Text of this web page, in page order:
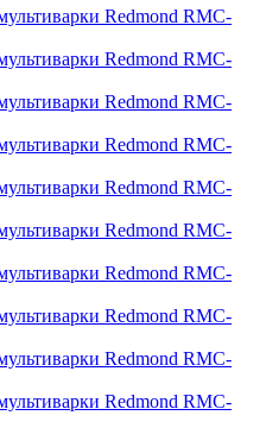
Redmond RMC-
Redmond RMC-
Redmond RMC-
Redmond RMC-
Redmond RMC-
Redmond RMC-
Redmond RMC-
Redmond RMC-
Redmond RMC-
Redmond RMC-